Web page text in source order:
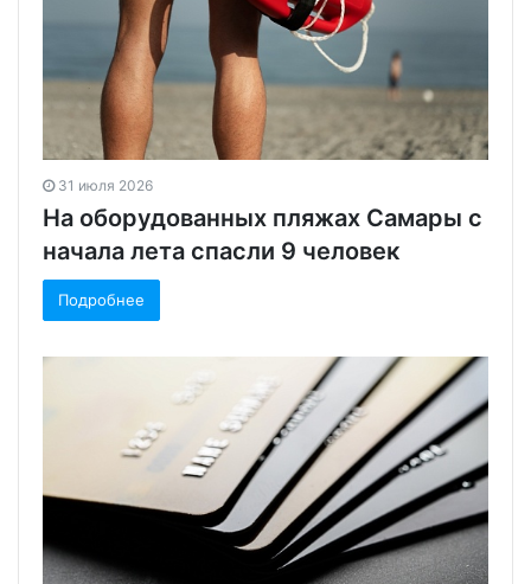
31 июля 2026
На оборудованных пляжах Самары с
начала лета спасли 9 человек
Подробнее